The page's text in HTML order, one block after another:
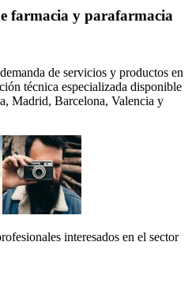
farmacia y parafarmacia
de servicios y productos en
técnica especializada disponible
Madrid, Barcelona, Valencia y
interesados en el sector